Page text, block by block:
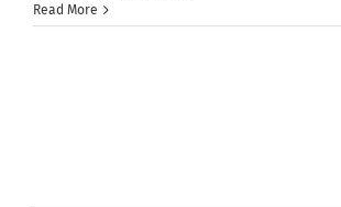
Oyun
Halısı
Read More